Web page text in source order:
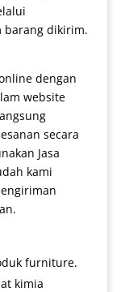
barang dikirim.
dengan
website
secara
Jasa
kami
furniture.
kimia